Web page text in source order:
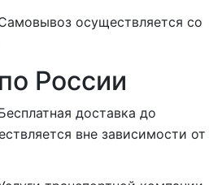
осуществляется со
России
доставка до
вне зависимости от